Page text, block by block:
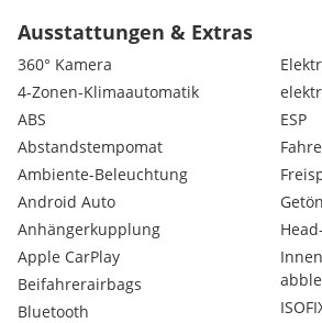
Temur Kochoyan
Trotz größter Sorgfalt bei der
Angaben nicht rechtsverbindlich. Alle
lediglich der unverbindlichen
Eine Haftung für die Richtigkeit,
ausgeschlossen.
Ausstattungen & Extras
360° Kamera
4-Zonen-Klimaautomatik
ABS
Abstandstempomat
Ambiente-Beleuchtung
Android Auto
Anhängerkupplung
Apple CarPlay
Beifahrerairbags
Bluetooth
ESP